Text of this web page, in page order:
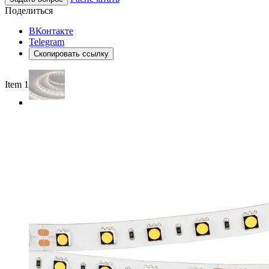
Поделиться
ВКонтакте
Telegram
Скопировать ссылку
Item 1 of 5